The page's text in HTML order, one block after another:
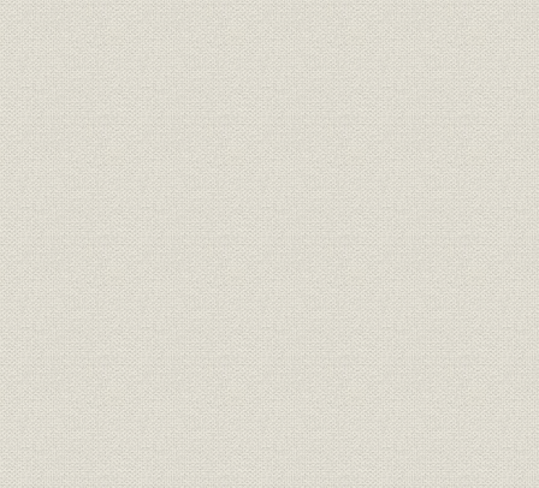
商品 例操鑑 二 寛政四年
商品 例操鑑 三 寛政四年
商品 例操鑑 四 寛政四年
規則 松坂表公儀勤方心得之事 正徳三年
規則 松坂永代録 享保十八
規則 紀印御用留頭書 明和二年
経営 元〆・元方掛り名代等口上書 安永三年
経営
元方掛り同苗宛元〆・加判名代
願書
安永三年